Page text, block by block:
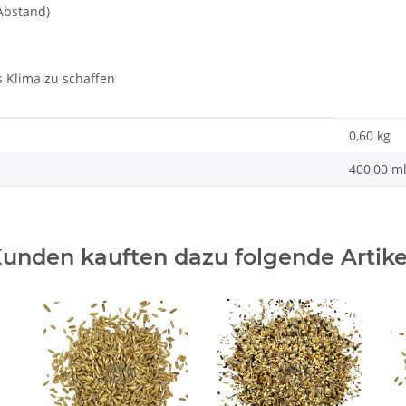
Klima zu schaffen
0,60 kg
400,00 ml
kauften dazu folgende